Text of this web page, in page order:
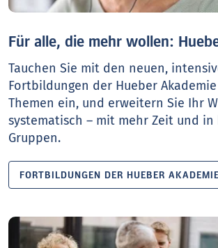
Für alle, die mehr wollen:
Tauchen Sie mit den neuen,
Fortbildungen der Hueber
Themen ein, und erweitern Sie Ihr
systematisch – mit mehr Zeit und in
Gruppen.
FORTBILDUNGEN DER HUEBER AKADEMIE